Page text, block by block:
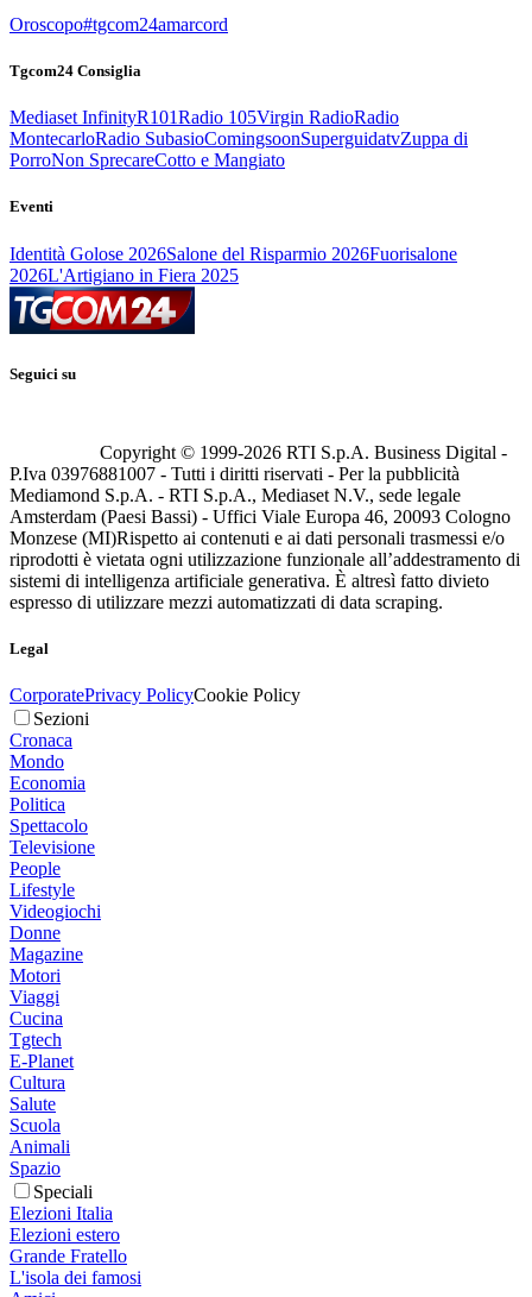
Oroscopo#tgcom24amarcord
Tgcom24 Consiglia
Mediaset InfinityR101Radio 105Virgin RadioRadio
MontecarloRadio SubasioComingsoonSuperguidatvZuppa di
PorroNon SprecareCotto e Mangiato
Eventi
Identità Golose 2026Salone del Risparmio 2026Fuorisalone
2026L'Artigiano in Fiera 2025
Seguici su
Copyright © 1999-2026 RTI S.p.A. Business Digital -
P.Iva 03976881007 - Tutti i diritti riservati - Per la pubblicità
Mediamond S.p.A. - RTI S.p.A., Mediaset N.V., sede legale
Amsterdam (Paesi Bassi) - Uffici Viale Europa 46, 20093 Cologno
Monzese (MI)Rispetto ai contenuti e ai dati personali trasmessi e/o
riprodotti è vietata ogni utilizzazione funzionale all’addestramento di
sistemi di intelligenza artificiale generativa. È altresì fatto divieto
espresso di utilizzare mezzi automatizzati di data scraping.
Legal
CorporatePrivacy PolicyCookie Policy
Sezioni
Cronaca
Mondo
Economia
Politica
Spettacolo
Televisione
People
Lifestyle
Videogiochi
Donne
Magazine
Motori
Viaggi
Cucina
Tgtech
E-Planet
Cultura
Salute
Scuola
Animali
Spazio
Speciali
Elezioni Italia
Elezioni estero
Grande Fratello
L'isola dei famosi